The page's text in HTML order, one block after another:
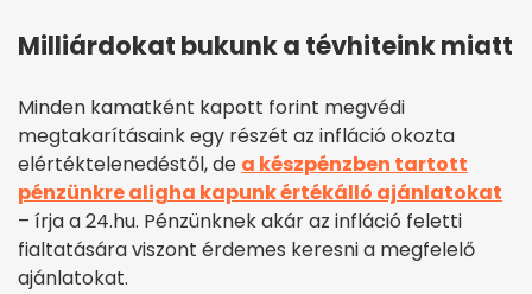
Milliárdokat bukunk a tévhiteink miatt
Minden kamatként kapott forint megvédi
megtakarításaink egy részét az infláció okozta
elértéktelenedéstől, de a készpénzben tartott
pénzünkre aligha kapunk értékálló ajánlatokat
– írja a 24.hu. Pénzünknek akár az infláció feletti
fialtatására viszont érdemes keresni a megfelelő
ajánlatokat.